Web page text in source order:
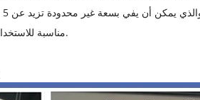
مناسبة للاستخدام في المختبرات والشركات الصغيرة والمتاجر الصغيرة والمنازل ، إلخ.